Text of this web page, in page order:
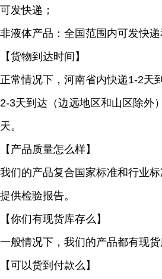
可发快递；
非液体产品：全国范围内可发快递
【货物到达时间】
正常情况下，河南省内快递1-2天
2-3天到达（边远地区和山区除外
天。
【产品质量怎么样】
我们的产品复合国家标准和行业
提供检验报告。
【你们有现货库存么】
一般情况下，我们的产品都有现货
【可以货到付款么】